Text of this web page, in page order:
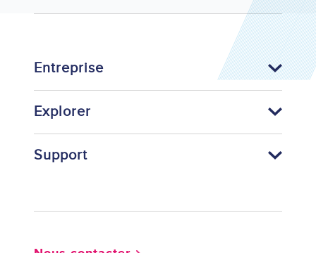
Entreprise
Explorer
Support